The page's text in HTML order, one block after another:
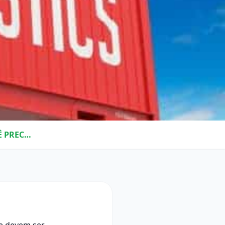
TERMOS DA LOGÍSTICA: 13 CONCEITOS QUE VOCÊ PRECISA CONHECER